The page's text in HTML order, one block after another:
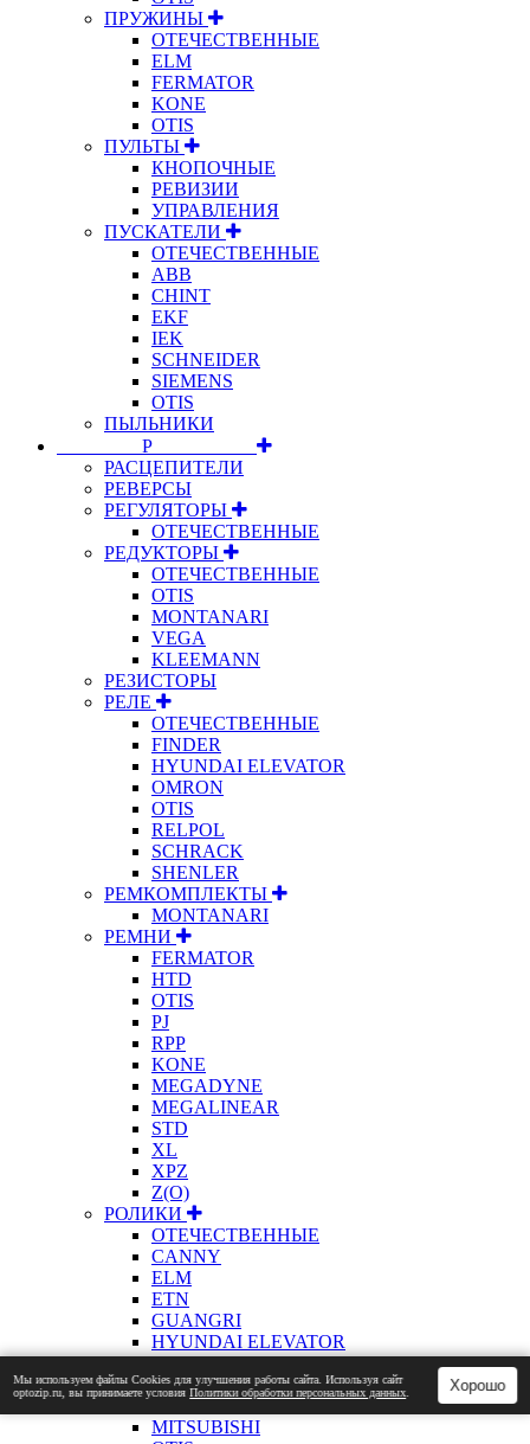
ПРУЖИНЫ
ОТЕЧЕСТВЕННЫЕ
ELM
FERMATOR
KONE
OTIS
ПУЛЬТЫ
КНОПОЧНЫЕ
РЕВИЗИИ
УПРАВЛЕНИЯ
ПУСКАТЕЛИ
ОТЕЧЕСТВЕННЫЕ
ABB
CHINT
EKF
IEK
SCHNEIDER
SIEMENS
OTIS
ПЫЛЬНИКИ
⠀⠀⠀⠀⠀⠀Р⠀⠀⠀⠀⠀⠀⠀
РАСЦЕПИТЕЛИ
РЕВЕРСЫ
РЕГУЛЯТОРЫ
ОТЕЧЕСТВЕННЫЕ
РЕДУКТОРЫ
ОТЕЧЕСТВЕННЫЕ
OTIS
MONTANARI
VEGA
KLEEMANN
РЕЗИСТОРЫ
РЕЛЕ
ОТЕЧЕСТВЕННЫЕ
FINDER
HYUNDAI ELEVATOR
OMRON
OTIS
RELPOL
SCHRACK
SHENLER
РЕМКОМПЛЕКТЫ
MONTANARI
РЕМНИ
FERMATOR
HTD
OTIS
PJ
RPP
KONE
MEGADYNE
MEGALINEAR
STD
XL
XPZ
Z(О)
РОЛИКИ
ОТЕЧЕСТВЕННЫЕ
CANNY
ELM
ETN
GUANGRI
HYUNDAI ELEVATOR
JT
KONE
ЛАТРЭС
MITSUBISHI
Мы используем файлы Сookies для улучшения работы сайта. Используя сайт
optozip.ru, вы принимаете условияПолитики обработки персональных данных Хорошо